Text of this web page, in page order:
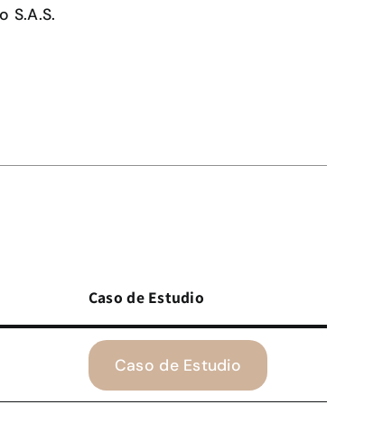
S.A.S.
Caso de Estudio
Caso de Estudio